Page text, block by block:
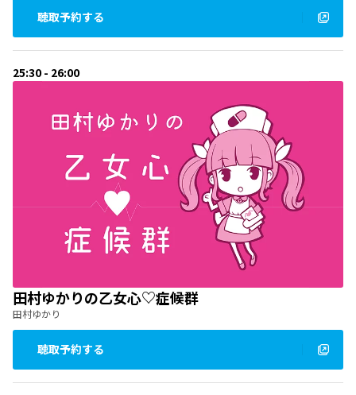
聴取予約する
25:30 - 26:00
田村ゆかりの乙女心♡症候群
田村ゆかり
聴取予約する